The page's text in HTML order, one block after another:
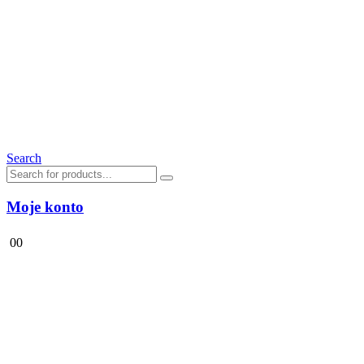
Search
Moje konto
00